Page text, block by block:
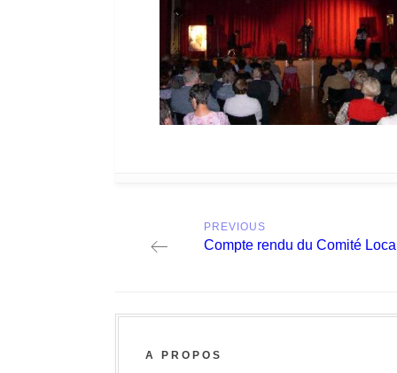
navigation
PREVIOUS
Previous
Compte rendu du Comité
A PROPOS